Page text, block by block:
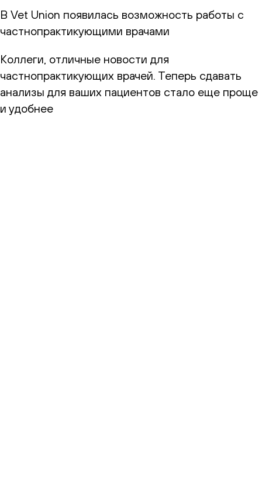
В Vet Union появилась возможность работы с
частнопрактикующими врачами
Коллеги, отличные новости для
частнопрактикующих врачей. Теперь сдавать
анализы для ваших пациентов стало еще проще
и удобнее